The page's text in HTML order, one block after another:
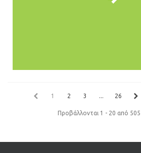
1 2 3 ... 26
Προβάλλονται 1 - 20 από